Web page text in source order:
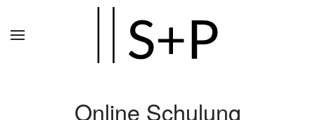
Online Schulung